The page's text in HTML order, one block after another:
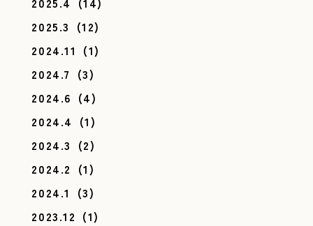
2025.3 (12)
2024.11 (1)
2024.7 (3)
2024.6 (4)
2024.4 (1)
2024.3 (2)
2024.2 (1)
2024.1
(3)
2023.12 (1)